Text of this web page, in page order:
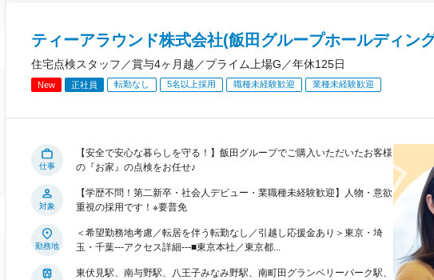
ティーアラウンド株式会社(飯田グループホールディン
住宅点検スタッフ／賞与4ヶ月越／プライム上場G／年休125日
New 正社員 転勤なし 5名以上採用 職種未経験歓迎 業種未経験歓迎
仕事
【安全で安心な暮らしを守る！】飯田グループでご購入いただいたお客様
の『お家』の点検をお任せ♪
対象
【学歴不問！第二新卒・社会人デビュー・業職種未経験歓迎】人物・意欲
重視の採用です！※要普免
勤務地
＜希望勤務地考慮／転居を伴う転勤なし／引越し応援金あり＞東京・埼
玉・千葉---アクセス詳細---■東京本社／東京都...
東伏見駅、南与野駅、八王子みなみ野駅、南町田グランベリーパーク駅、